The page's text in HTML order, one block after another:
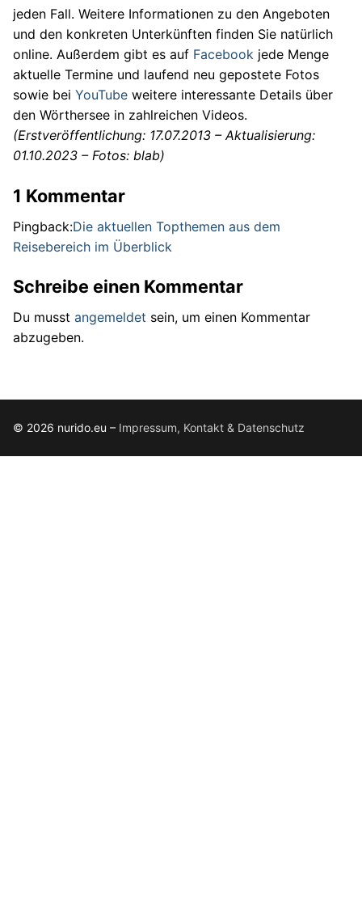
jeden Fall. Weitere Informationen zu den Angeboten
und den konkreten Unterkünften finden Sie natürlich
online. Außerdem gibt es auf Facebook jede Menge
aktuelle Termine und laufend neu gepostete Fotos
sowie bei YouTube weitere interessante Details über
den Wörthersee in zahlreichen Videos.
(Erstveröffentlichung: 17.07.2013 – Aktualisierung:
01.10.2023 – Fotos: blab)
1 Kommentar
Pingback:Die aktuellen Topthemen aus dem
Reisebereich im Überblick
Schreibe einen Kommentar
Du musst angemeldet sein, um einen Kommentar
abzugeben.
© 2026 nurido.eu – Impressum, Kontakt & Datenschutz